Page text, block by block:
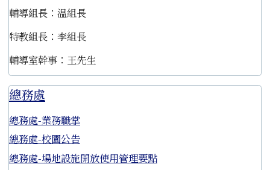
輔導組長：温組長
特教組長：李組長
輔導室幹事：王先生
總務處
總務處-業務職掌
總務處-校園公告
總務處-場地設施開放使用管理要點